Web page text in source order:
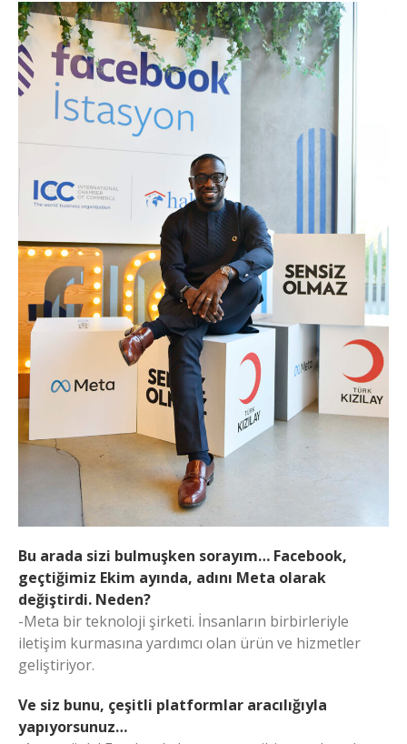
Bu arada sizi bulmuşken sorayım… Facebook,
geçtiğimiz Ekim ayında, adını Meta olarak
değiştirdi. Neden?
-Meta bir teknoloji şirketi. İnsanların birbirleriyle
iletişim kurmasına yardımcı olan ürün ve hizmetler
geliştiriyor.
Ve siz bunu, çeşitli platformlar aracılığıyla
yapıyorsunuz…